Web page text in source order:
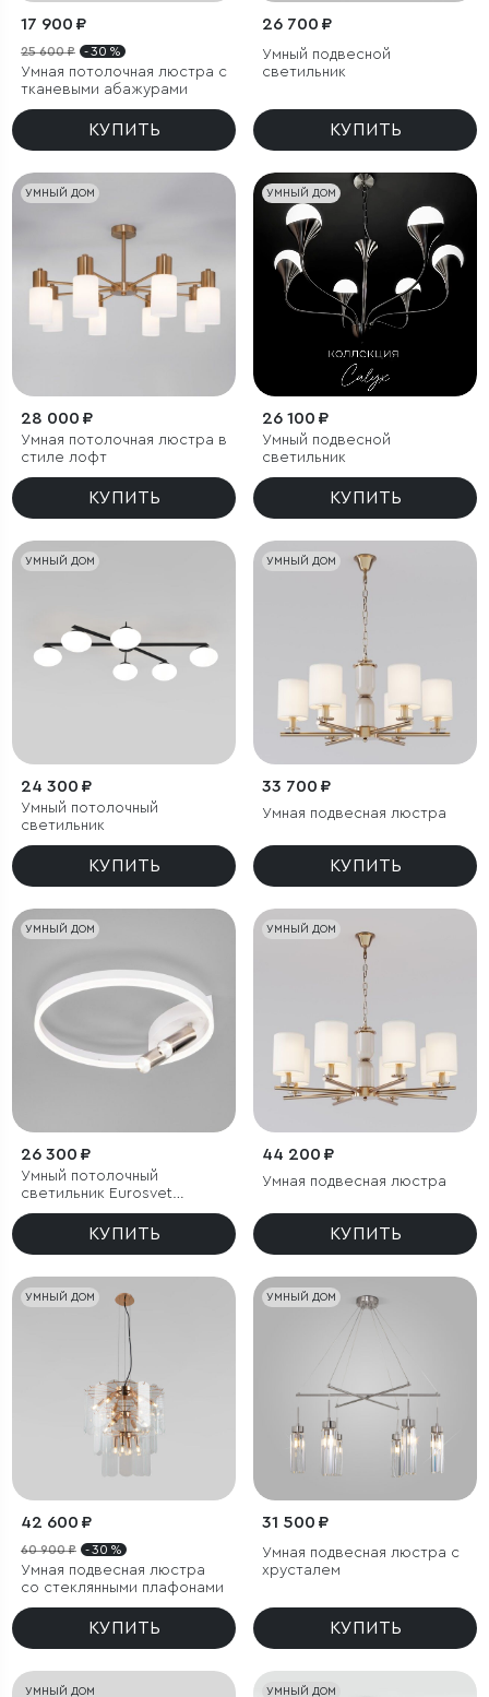
17 900 ₽
25 600 ₽ - 30 %
Умная потолочная люстра с
тканевыми абажурами
КУПИТЬ
26 700 ₽
Умный подвесной
светильник
КУПИТЬ
УМНЫЙ ДОМ
28 000 ₽
Умная потолочная люстра в
стиле лофт
КУПИТЬ
УМНЫЙ ДОМ
26 100 ₽
Умный подвесной
светильник
КУПИТЬ
УМНЫЙ ДОМ
24 300 ₽
Умный потолочный
светильник
КУПИТЬ
УМНЫЙ ДОМ
33 700 ₽
Умная подвесная люстра
КУПИТЬ
УМНЫЙ ДОМ
26 300 ₽
Умный потолочный
светильник Eurosvet
Luminari 90247/3
КУПИТЬ
УМНЫЙ ДОМ
44 200 ₽
Умная подвесная люстра
КУПИТЬ
УМНЫЙ ДОМ
42 600 ₽
60 900 ₽ - 30 %
Умная подвесная люстра
со стеклянными плафонами
КУПИТЬ
УМНЫЙ ДОМ
31 500 ₽
Умная подвесная люстра с
хрусталем
КУПИТЬ
УМНЫЙ ДОМ УМНЫЙ ДОМ